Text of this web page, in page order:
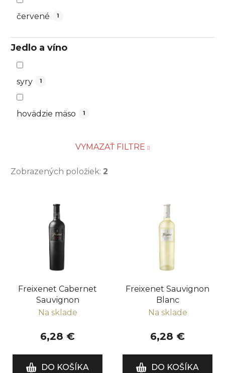
červené 1
Jedlo a víno
syry 1
hovädzie mäso 1
VYMAZAŤ FILTRE
Zobrazených položiek: 2
Freixenet Cabernet
Sauvignon
Na sklade
6,28 €
DO KOŠÍKA
Freixenet Sauvignon
Blanc
Na sklade
6,28 €
DO KOŠÍKA